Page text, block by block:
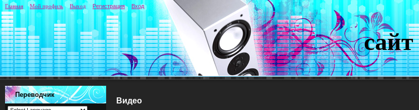
сайт
Главная Мой профиль Выход Регистрация Вход
Переводчик
Видео